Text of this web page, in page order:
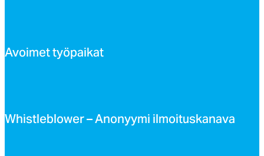
Avoi­met työ­pai­kat
Whist­leb­lo­wer – Ano­nyy­mi il­moi­tus­ka­na­va